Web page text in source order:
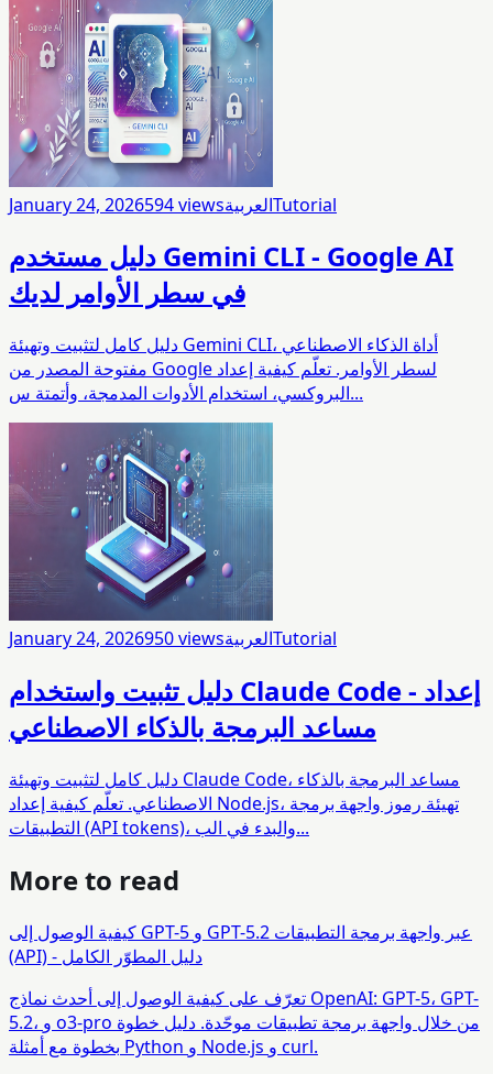
January 24, 2026594viewsالعربيةTutorial
دليل مستخدم Gemini CLI - Google AI
في سطر الأوامر لديك
دليل كامل لتثبيت وتهيئة Gemini CLI، أداة الذكاء الاصطناعي
مفتوحة المصدر من Google لسطر الأوامر. تعلّم كيفية إعداد
البروكسي، استخدام الأدوات المدمجة، وأتمتة س...
January 24, 2026950viewsالعربيةTutorial
دليل تثبيت واستخدام Claude Code - إعداد
مساعد البرمجة بالذكاء الاصطناعي
دليل كامل لتثبيت وتهيئة Claude Code، مساعد البرمجة بالذكاء
الاصطناعي. تعلّم كيفية إعداد Node.js، تهيئة رموز واجهة برمجة
التطبيقات (API tokens)، والبدء في الب...
More to read
كيفية الوصول إلى GPT-5 و GPT-5.2 عبر واجهة برمجة التطبيقات
(API) - دليل المطوّر الكامل
تعرّف على كيفية الوصول إلى أحدث نماذج OpenAI: GPT-5، GPT-
5.2، و o3-pro من خلال واجهة برمجة تطبيقات موحّدة. دليل خطوة
بخطوة مع أمثلة Python و Node.js و curl.